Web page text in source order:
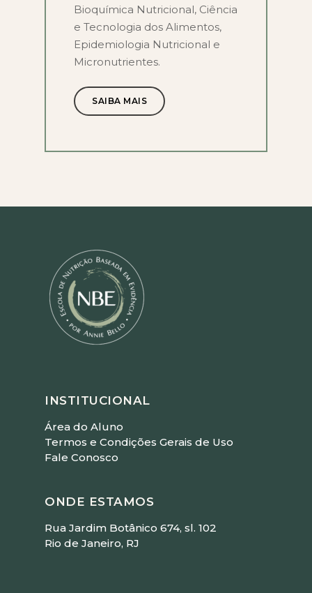
Bioquímica Nutricional, Ciência
e Tecnologia dos Alimentos,
Epidemiologia Nutricional e
Micronutrientes.
SAIBA MAIS
INSTITUCIONAL
Área do Aluno
Termos e Condições Gerais de Uso
Fale Conosco
ONDE ESTAMOS
Rua Jardim Botânico 674, sl. 102
Rio de Janeiro, RJ